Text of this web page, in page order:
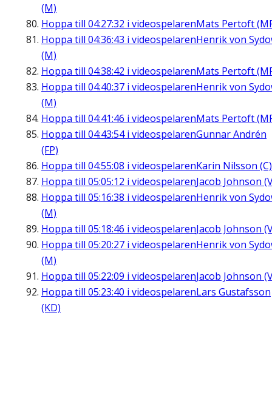
(M)
Hoppa till 04:27:32 i videospelarenMats Pertoft
Hoppa till 04:36:43 i videospelarenHenrik von
(M)
Hoppa till 04:38:42 i videospelarenMats Pertoft
Hoppa till 04:40:37 i videospelarenHenrik von
(M)
Hoppa till 04:41:46 i videospelarenMats Pertoft
Hoppa till 04:43:54i videospelarenGunnar Andrén
(FP)
Hoppa till 04:55:08 i videospelarenKarin Nilsson (C)
Hoppa till 05:05:12 i videospelarenJacob Johnson
Hoppa till 05:16:38 i videospelarenHenrik von
(M)
Hoppa till 05:18:46 i videospelarenJacob Johnson
Hoppa till 05:20:27 i videospelarenHenrik von
(M)
Hoppa till 05:22:09 i videospelarenJacob Johnson
Hoppa till 05:23:40 i videospelarenLars Gustafsson
(KD)